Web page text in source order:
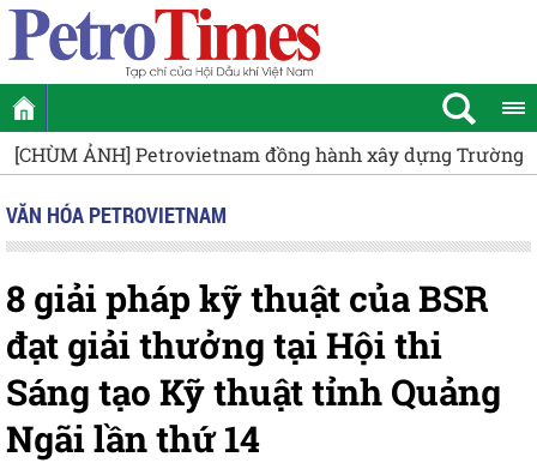
ẢNH] Petrovietnam đồng hành xây dựng Trường THPT
VĂN HÓA PETROVIETNAM
8 giải pháp kỹ thuật của BSR
đạt giải thưởng tại Hội thi
Sáng tạo Kỹ thuật tỉnh Quảng
Ngãi lần thứ 14